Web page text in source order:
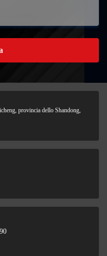
provincia dello Shandong,